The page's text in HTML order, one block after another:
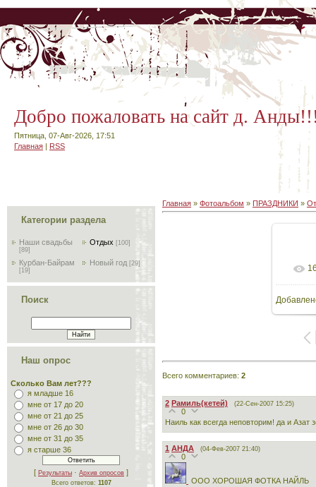
Добро пожаловать на сайт д.
Пятница, 07-Авг-2026, 17:51
Главная | RSS
Категории раздела
Наши свадьбы
[89]
Отдых [100]
Курбан-Байрам
[19]
Новый год [29]
Поиск
Наш опрос
Сколько Вам лет???
я младше 16
мне от 17 до 20
мне от 21 до 25
мне от 26 до 30
мне от 31 до 35
я старше 36
[ Результаты · Архив опросов ]
Всего ответов: 1107
Главная » Фотоальбом » ПРАЗДНИКИ »
Всего комментариев: 2
2 Рамиль(кетей) (22-Сен-2007 15:25)
0
Наиль как всегда неповторим! да и
1 АНДА (04-Фев-2007 21:40)
0
ООО ХОРОШАЯ ФОТКА НАЙЛЬ